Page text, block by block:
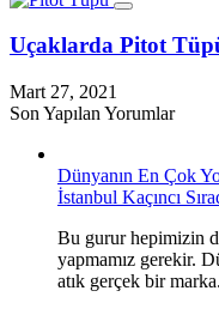
Uçaklarda Pitot
Mart 27, 2021
Son Yapılan Yorumlar
Dünyanın En Çok
İstanbul Kaçıncı
Bu gurur hepimizin
yapmamız gerekir.
atık gerçek bir marka.